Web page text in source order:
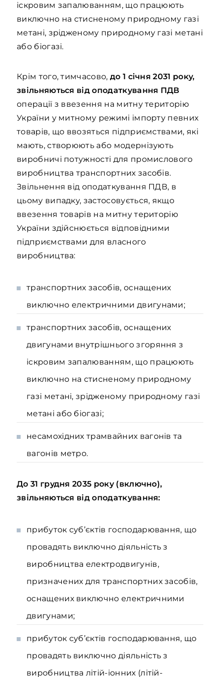
іскровим запалюванням, що працюють
виключно на стисненому природному газі
метані, зрідженому природному газі метані
або біогазі.
Крім того, тимчасово, до 1 січня 2031 року,
звільняються від оподаткування ПДВ
операції з ввезення на митну територію
України у митному режимі імпорту певних
товарів, що ввозяться підприємствами, які
мають, створюють або модернізують
виробничі потужності для промислового
виробництва транспортних засобів.
Звільнення від оподаткування ПДВ, в
цьому випадку, застосовується, якщо
ввезення товарів на митну територію
України здійснюється відповідними
підприємствами для власного
виробництва:
транспортних засобів, оснащених
виключно електричними двигунами;
транспортних засобів, оснащених
двигунами внутрішнього згоряння з
іскровим запалюванням, що працюють
виключно на стисненому природному
газі метані, зрідженому природному газі
метані або біогазі;
несамохідних трамвайних вагонів та
вагонів метро.
До 31 грудня 2035 року (включно),
звільняються від оподаткування:
прибуток суб’єктів господарювання, що
провадять виключно діяльність з
виробництва електродвигунів,
призначених для транспортних засобів,
оснащених виключно електричними
двигунами;
прибуток суб’єктів господарювання, що
провадять виключно діяльність з
виробництва літій-іонних (літій-